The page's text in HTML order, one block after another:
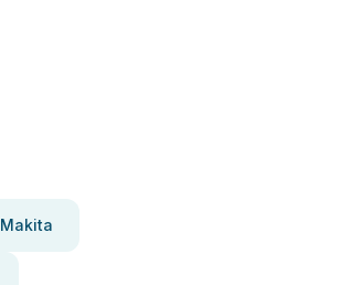
Makita